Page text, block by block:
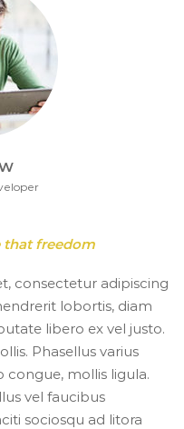
that freedom
consectetur adipiscing
lobortis, diam
libero ex vel justo.
Phasellus varius
congue, mollis ligula.
vel faucibus
sociosqu ad litora